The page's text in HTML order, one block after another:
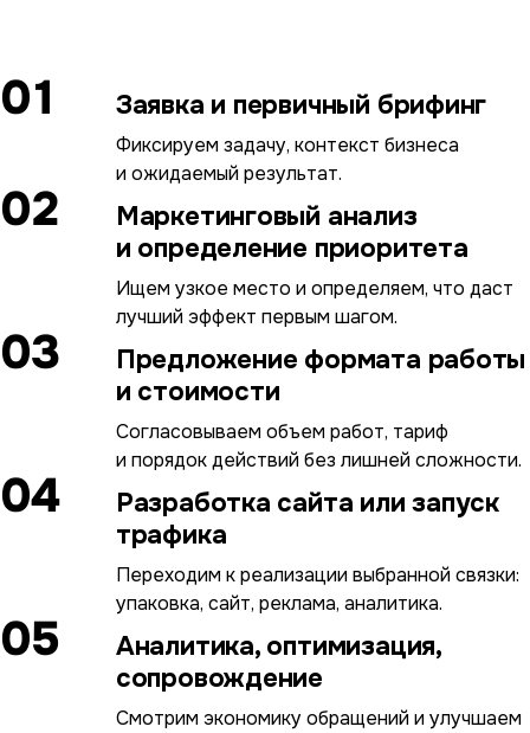
01 Заявка и первичный брифинг
Фиксируем задачу, контекст бизнеса
и ожидаемый результат.
02
Маркетинговый анализ
и определение приоритета
Ищем узкое место и определяем, что даст
лучший эффект первым шагом.
03
Предложение формата работы
и стоимости
Согласовываем объем работ, тариф
и порядок действий без лишней сложности.
04
Разработка сайта или запуск
трафика
Переходим к реализации выбранной связки:
упаковка, сайт, реклама, аналитика.
05
Аналитика, оптимизация,
сопровождение
Смотрим экономику обращений и улучшаем